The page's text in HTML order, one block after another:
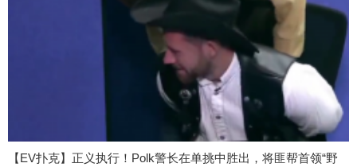
【EV扑克】正义执行！Polk警长在单挑中胜出，将匪帮首领“野